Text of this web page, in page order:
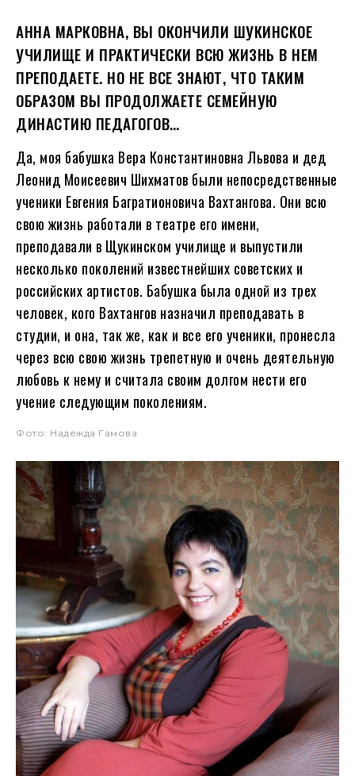
АННА МАРКОВНА, ВЫ ОКОНЧИЛИ ШУКИНСКОЕ
УЧИЛИЩЕ И ПРАКТИЧЕСКИ ВСЮ ЖИЗНЬ В НЕМ
ПРЕПОДАЕТЕ. НО НЕ ВСЕ ЗНАЮТ, ЧТО ТАКИМ
ОБРАЗОМ ВЫ ПРОДОЛЖАЕТЕ СЕМЕЙНУЮ
ДИНАСТИЮ ПЕДАГОГОВ…
Да, моя бабушка Вера Константиновна Львова и дед
Леонид Моисеевич Шихматов были непосредственные
ученики Евгения Багратионовича Вахтангова. Они всю
свою жизнь работали в театре его имени,
преподавали в Щукинском училище и выпустили
несколько поколений известнейших советских и
российских артистов. Бабушка была одной из трех
человек, кого Вахтангов назначил преподавать в
студии, и она, так же, как и все его ученики, пронесла
через всю свою жизнь трепетную и очень деятельную
любовь к нему и считала своим долгом нести его
учение следующим поколениям.
Фото: Надежда Гамова